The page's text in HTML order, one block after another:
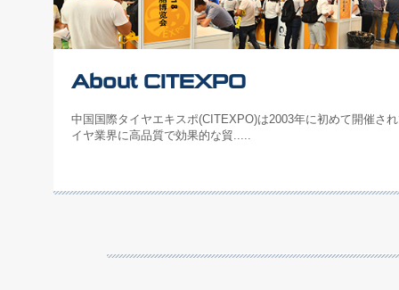
About CITEXPO
中国国際タイヤエキスポ(CITEXPO)は2003年に初めて開催さ
イヤ業界に高品質で効果的な貿.....